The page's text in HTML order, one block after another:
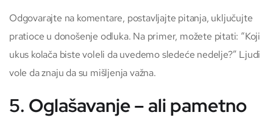
Odgovarajte na komentare, postavljajte pitanja, uključujte
pratioce u donošenje odluka. Na primer, možete pitati: “Koji
ukus kolača biste voleli da uvedemo sledeće nedelje?” Ljudi
vole da znaju da su mišljenja važna.
5. Oglašavanje – ali pametno